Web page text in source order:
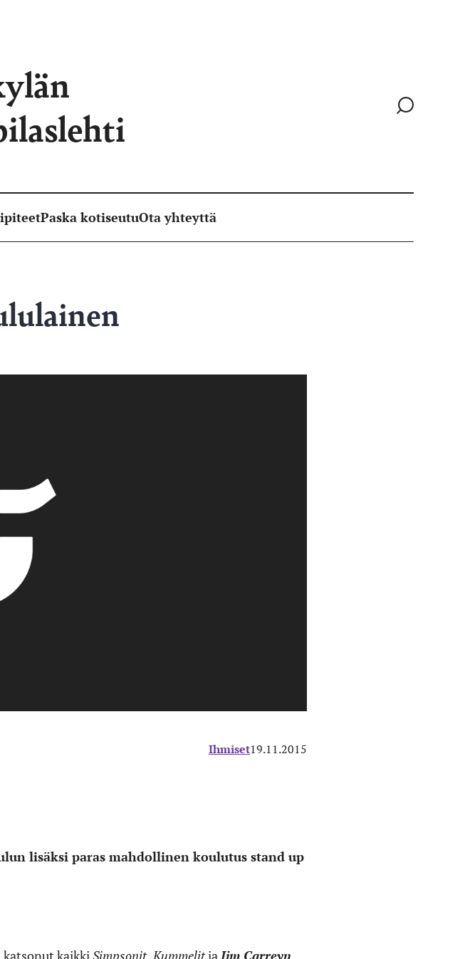
Siirry
Paska kotiseutuOta yhteyttä
Ihmiset19.11.2015
lisäksi paras mahdollinen koulutus stand up
katsonut kaikki Simpsonit, Kummelitja Jim Carreyn